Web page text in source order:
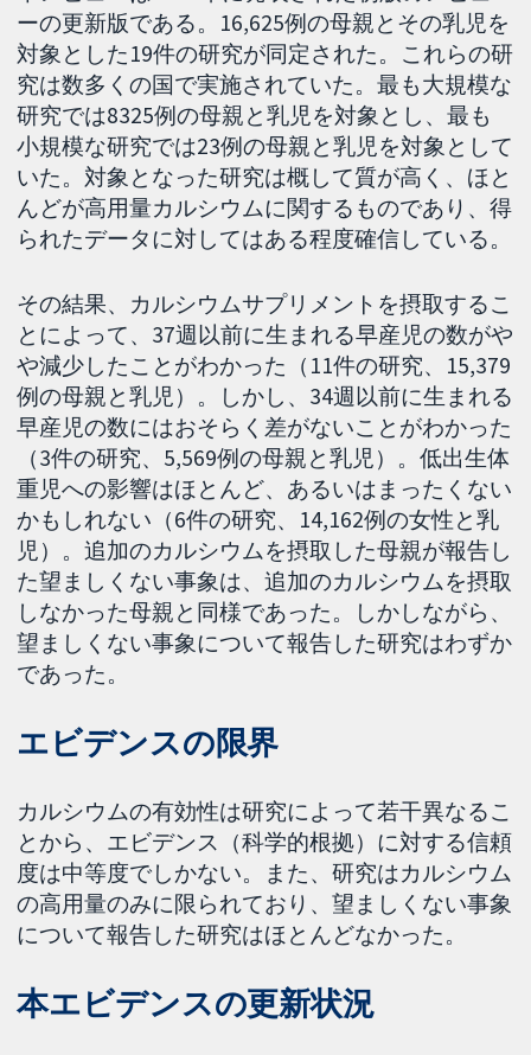
ーの更新版である。16,625例の母親とその乳児を
対象とした19件の研究が同定された。これらの研
究は数多くの国で実施されていた。最も大規模な
研究では8325例の母親と乳児を対象とし、最も
小規模な研究では23例の母親と乳児を対象として
いた。対象となった研究は概して質が高く、ほと
んどが高用量カルシウムに関するものであり、得
られたデータに対してはある程度確信している。
その結果、カルシウムサプリメントを摂取するこ
とによって、37週以前に生まれる早産児の数がや
や減少したことがわかった（11件の研究、15,379
例の母親と乳児）。しかし、34週以前に生まれる
早産児の数にはおそらく差がないことがわかった
（3件の研究、5,569例の母親と乳児）。低出生体
重児への影響はほとんど、あるいはまったくない
かもしれない（6件の研究、14,162例の女性と乳
児）。追加のカルシウムを摂取した母親が報告し
た望ましくない事象は、追加のカルシウムを摂取
しなかった母親と同様であった。しかしながら、
望ましくない事象について報告した研究はわずか
であった。
エビデンスの限界
カルシウムの有効性は研究によって若干異なるこ
とから、エビデンス（科学的根拠）に対する信頼
度は中等度でしかない。また、研究はカルシウム
の高用量のみに限られており、望ましくない事象
について報告した研究はほとんどなかった。
本エビデンスの更新状況